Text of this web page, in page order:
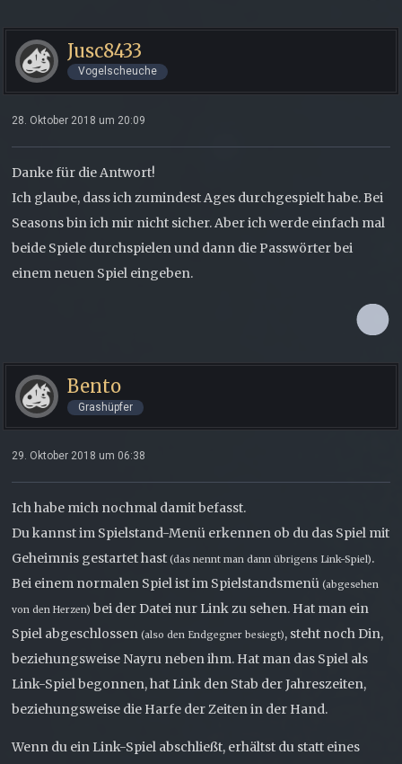
Jusc8433
Vogelscheuche
28. Oktober 2018 um 20:09
Danke für die Antwort!
Ich glaube, dass ich zumindest Ages durchgespielt habe. Bei
Seasons bin ich mir nicht sicher. Aber ich werde einfach mal
beide Spiele durchspielen und dann die Passwörter bei
einem neuen Spiel eingeben.
Bento
Grashüpfer
29. Oktober 2018 um 06:38
Ich habe mich nochmal damit befasst.
Du kannst im Spielstand-Menü erkennen ob du das Spiel mit
Geheimnis gestartet hast (das nennt man dann übrigens Link-Spiel).
Bei einem normalen Spiel ist im Spielstandsmenü (abgesehen
von den Herzen) bei der Datei nur Link zu sehen. Hat man ein
Spiel abgeschlossen (also den Endgegner besiegt), steht noch Din,
beziehungsweise Nayru neben ihm. Hat man das Spiel als
Link-Spiel begonnen, hat Link den Stab der Jahreszeiten,
beziehungsweise die Harfe der Zeiten in der Hand.
Wenn du ein Link-Spiel abschließt, erhältst du statt eines